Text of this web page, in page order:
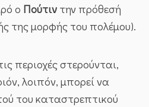
ο Πούτιν την πρόθεσή
της μορφής του πολέμου).
περιοχές στερούνται,
λοιπόν, μπορεί να
του καταστρεπτικού